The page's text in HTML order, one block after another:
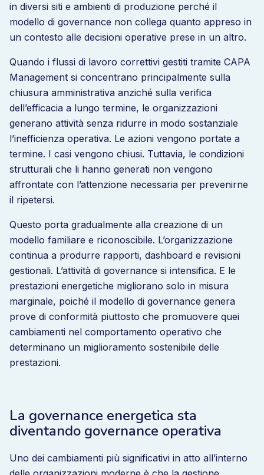
in diversi siti e ambienti di produzione perché il
modello di governance non collega quanto appreso in
un contesto alle decisioni operative prese in un altro.
Quando i flussi di lavoro correttivi gestiti tramite CAPA
Management si concentrano principalmente sulla
chiusura amministrativa anziché sulla verifica
dell’efficacia a lungo termine, le organizzazioni
generano attività senza ridurre in modo sostanziale
l’inefficienza operativa. Le azioni vengono portate a
termine. I casi vengono chiusi. Tuttavia, le condizioni
strutturali che li hanno generati non vengono
affrontate con l’attenzione necessaria per prevenirne
il ripetersi.
Questo porta gradualmente alla creazione di un
modello familiare e riconoscibile. L’organizzazione
continua a produrre rapporti, dashboard e revisioni
gestionali. L’attività di governance si intensifica. E le
prestazioni energetiche migliorano solo in misura
marginale, poiché il modello di governance genera
prove di conformità piuttosto che promuovere quei
cambiamenti nel comportamento operativo che
determinano un miglioramento sostenibile delle
prestazioni.
La governance energetica sta
diventando governance operativa
Uno dei cambiamenti più significativi in atto all’interno